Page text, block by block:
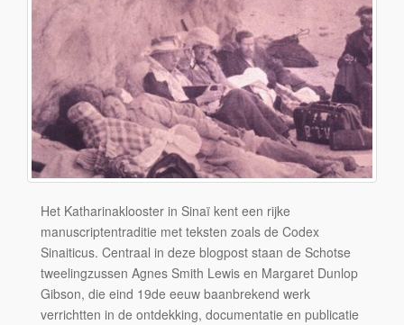
Het Katharinaklooster in Sinaï kent een rijke
manuscriptentraditie met teksten zoals de Codex
Sinaiticus. Centraal in deze blogpost staan de Schotse
tweelingzussen Agnes Smith Lewis en Margaret Dunlop
Gibson, die eind 19de eeuw baanbrekend werk
verrichtten in de ontdekking, documentatie en publicatie